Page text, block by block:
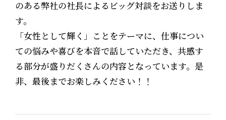
のある弊社の社長によるビッグ対談をお送りしま
す。
「女性として輝く」ことをテーマに、仕事につい
ての悩みや喜びを本音で話していただき、共感す
る部分が盛りだくさんの内容となっています。是
非、最後までお楽しみください！！